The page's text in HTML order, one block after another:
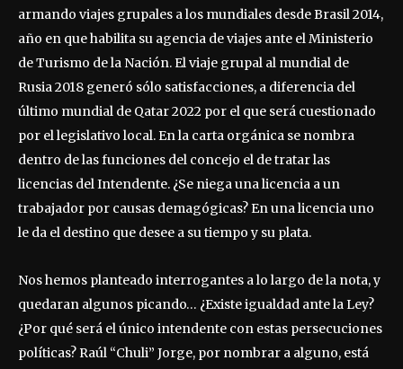
armando viajes grupales a los mundiales desde Brasil 2014,
año en que habilita su agencia de viajes ante el Ministerio
de Turismo de la Nación. El viaje grupal al mundial de
Rusia 2018 generó sólo satisfacciones, a diferencia del
último mundial de Qatar 2022 por el que será cuestionado
por el legislativo local. En la carta orgánica se nombra
dentro de las funciones del concejo el de tratar las
licencias del Intendente. ¿Se niega una licencia a un
trabajador por causas demagógicas? En una licencia uno
le da el destino que desee a su tiempo y su plata.
Nos hemos planteado interrogantes a lo largo de la nota, y
quedaran algunos picando… ¿Existe igualdad ante la Ley?
¿Por qué será el único intendente con estas persecuciones
políticas? Raúl “Chuli” Jorge, por nombrar a alguno, está